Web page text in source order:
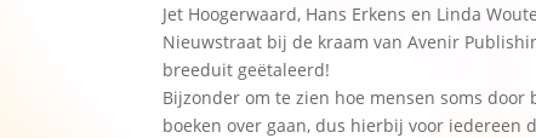
Jet Hoogerwaard, Hans Erkens en Linda
Nieuwstraat bij de kraam van Avenir
breeduit geëtaleerd!
Bijzonder om te zien hoe mensen soms
boeken over gaan, dus hierbij voor iedereen